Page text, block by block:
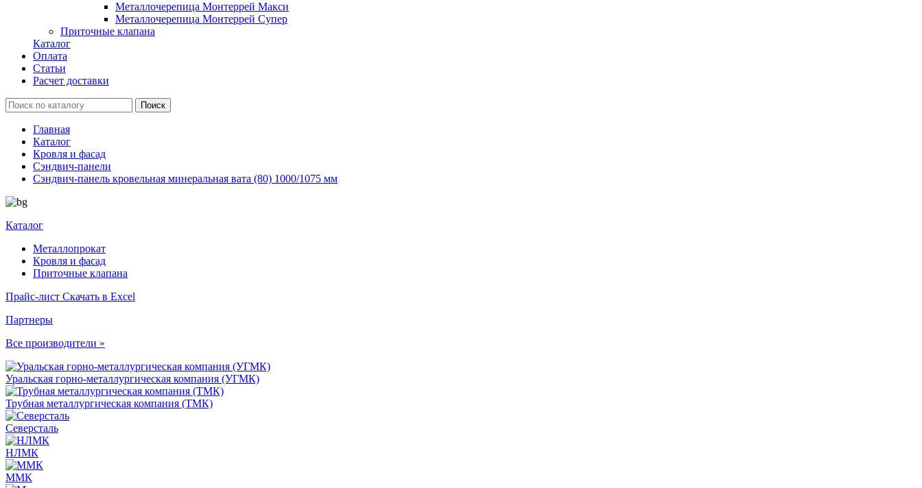
Металлочерепица Монтеррей Макси
Металлочерепица Монтеррей Супер
Приточные клапана
Каталог
Оплата
Статьи
Расчет доставки
Главная
Каталог
Кровля и фасад
Сэндвич-панели
Сэндвич-панель кровельная минеральная вата (80) 1000/1075 мм
Каталог
Металлопрокат
Кровля и фасад
Приточные клапана
Прайс-лист Скачать в Excel
Партнеры
Все производители »
Уральская горно-металлургическая компания (УГМК)
Трубная металлургическая компания (ТМК)
Северсталь
НЛМК
ММК